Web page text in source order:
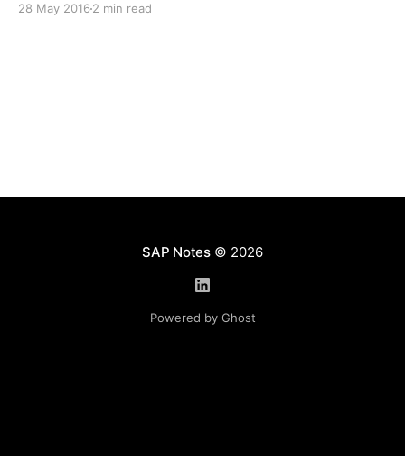
собой работник. Заполняется он самим
28 May 2016 2 min read
SAP Notes© 2026
Powered by Ghost